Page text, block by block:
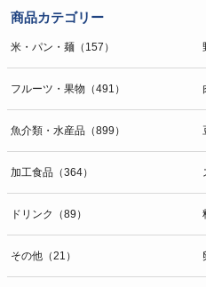
商品カテゴリー
米・パン・麺（157）
フルーツ・果物（491）
魚介類・水産品（899）
加工食品（364）
ドリンク（89）
その他（21）